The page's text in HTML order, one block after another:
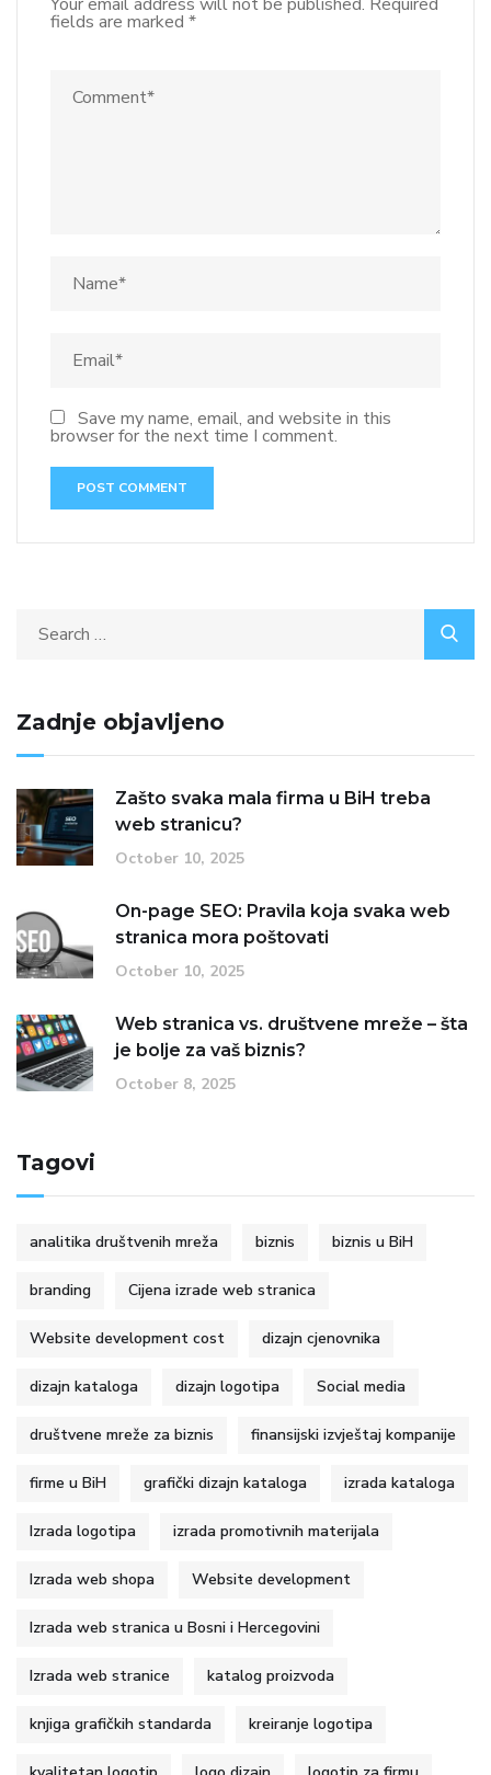
fields are marked *
Save my name, email, and website in this
browser for the next time I comment.
Zadnje objavljeno
Zašto svaka mala firma u BiH treba
web stranicu?
October 10, 2025
On-page SEO: Pravila koja svaka web
stranica mora poštovati
October 10, 2025
Web stranica vs. društvene mreže – šta
je bolje za vaš biznis?
October 8, 2025
Tagovi
analitika društvenih mreža biznis biznis u BiH
branding Cijena izrade web stranica
Website development cost dizajn cjenovnika
dizajn kataloga dizajn logotipa Social media
društvene mreže za biznis finansijski izvještaj kompanije
firme u BiH grafički dizajn kataloga izrada kataloga
Izrada logotipa izrada promotivnih materijala
Izrada web shopa Website development
Izrada web stranica u Bosni i Hercegovini
Izrada web stranice katalog proizvoda
knjiga grafičkih standarda kreiranje logotipa